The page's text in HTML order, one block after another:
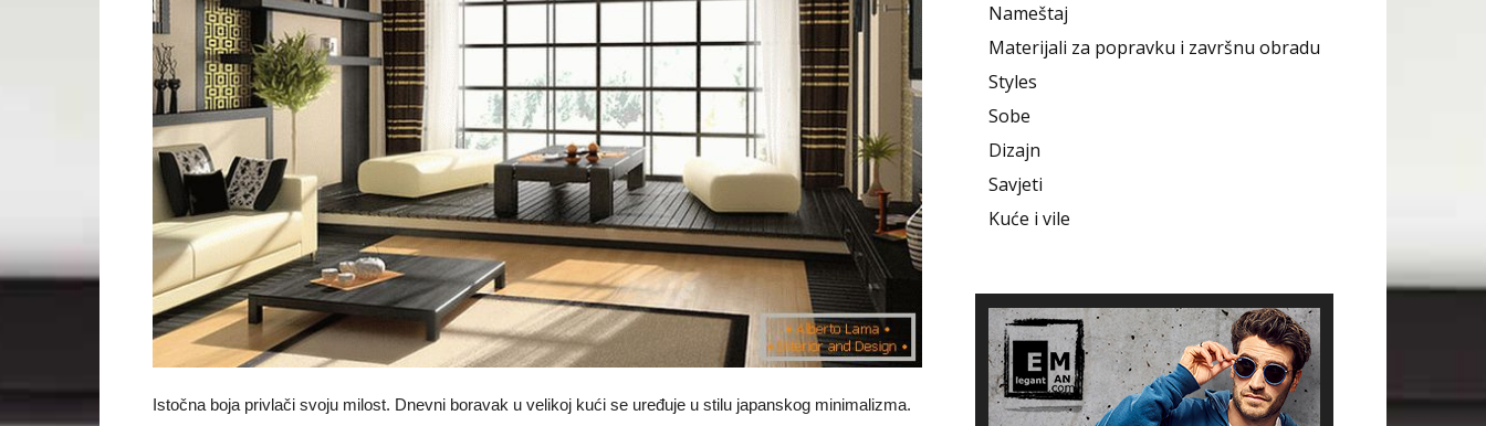
Istočna boja privlači svoju milost. Dnevni boravak u velikoj kući se uređuje u stilu japanskog minimalizma.
Nameštaj
Materijali za popravku i završnu obradu
Styles
Sobe
Dizajn
Savjeti
Kuće i vile